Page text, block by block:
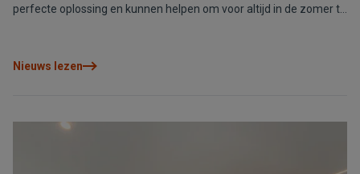
perfecte oplossing en kunnen helpen om voor altijd in de zomer te
Nieuws lezen